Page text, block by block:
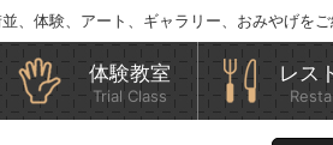
体験、アート、ギャラリー、おみやげを
体験教室
Trial Class
レス